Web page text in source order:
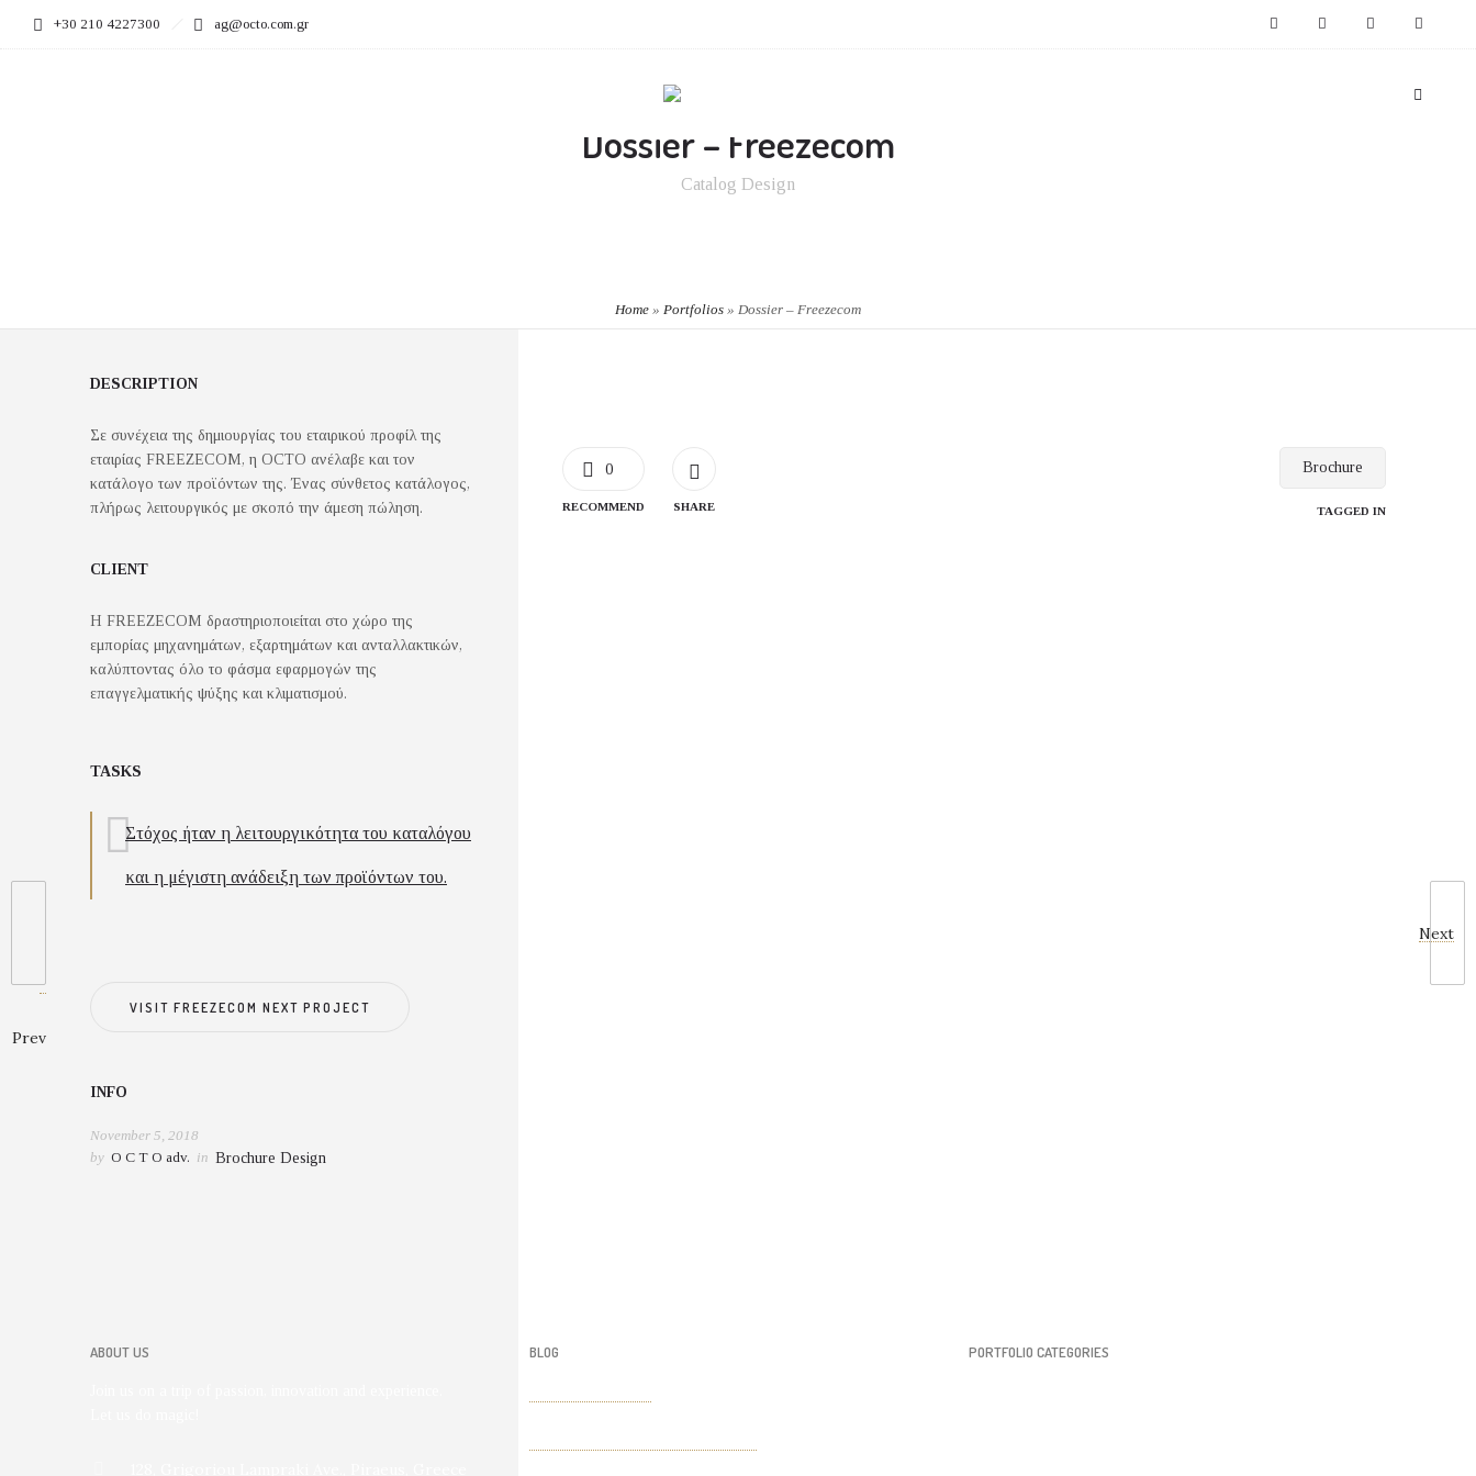
+30 210 4227300 ag@octo.com.gr
Dossier – Freezecom
Catalog Design
Home » Portfolios » Dossier – Freezecom
Prev
Next
0
RECOMMEND SHARE
Brochure
TAGGED IN
DESCRIPTION
Σε συνέχεια της δημιουργίας του εταιρικού προφίλ της
εταιρίας FREEZECOM, η OCTO ανέλαβε και τον
κατάλογο των προϊόντων της. Ένας σύνθετος κατάλογος,
πλήρως λειτουργικός με σκοπό την άμεση πώληση.
CLIENT
Η FREEZECOM δραστηριοποιείται στο χώρο της
εμπορίας μηχανημάτων, εξαρτημάτων και ανταλλακτικών,
καλύπτοντας όλο το φάσμα εφαρμογών της
επαγγελματικής ψύξης και κλιματισμού.
TASKS
Στόχος ήταν η λειτουργικότητα του καταλόγου
και η μέγιστη ανάδειξη των προϊόντων του.
VISIT FREEZECOM NEXT PROJECT
INFO
November 5, 2018
by O C T O adv. in Brochure Design
ABOUT US BLOG PORTFOLIO CATEGORIES